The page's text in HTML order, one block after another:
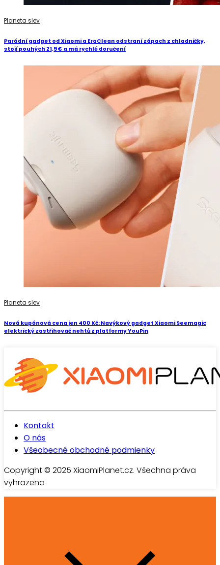
Planeta slev
Parádní gadget od Xiaomi a EraClean odstraní zápach z chladničky,
stojí pouhých 21,9 € a má rychlé doručení
Planeta slev
Nová kupónová cena jen 400 Kč: Navýkový gadget Xiaomi Seemagic
elektrický zastřihovač nehtů z platformy YouPin
Kontakt
O nás
Všeobecné obchodné podmienky
Copyright © 2025 XiaomiPlanet.cz. Všechna práva
vyhrazena